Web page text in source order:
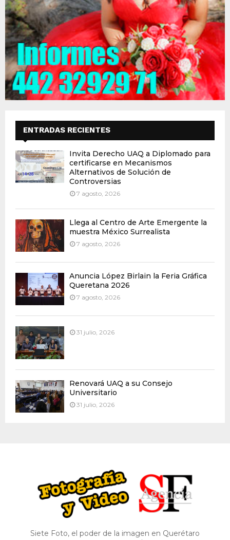
ENTRADAS RECIENTES
Invita Derecho UAQ a Diplomado para
certificarse en Mecanismos
Alternativos de Solución de
Controversias
7 agosto, 2026
Llega al Centro de Arte Emergente la
muestra México Surrealista
7 agosto, 2026
Anuncia López Birlain la Feria Gráfica
Queretana 2026
7 agosto, 2026
31 julio, 2026
Renovará UAQ a su Consejo
Universitario
31 julio, 2026
Siete Foto, el poder de la imagen en Querétaro